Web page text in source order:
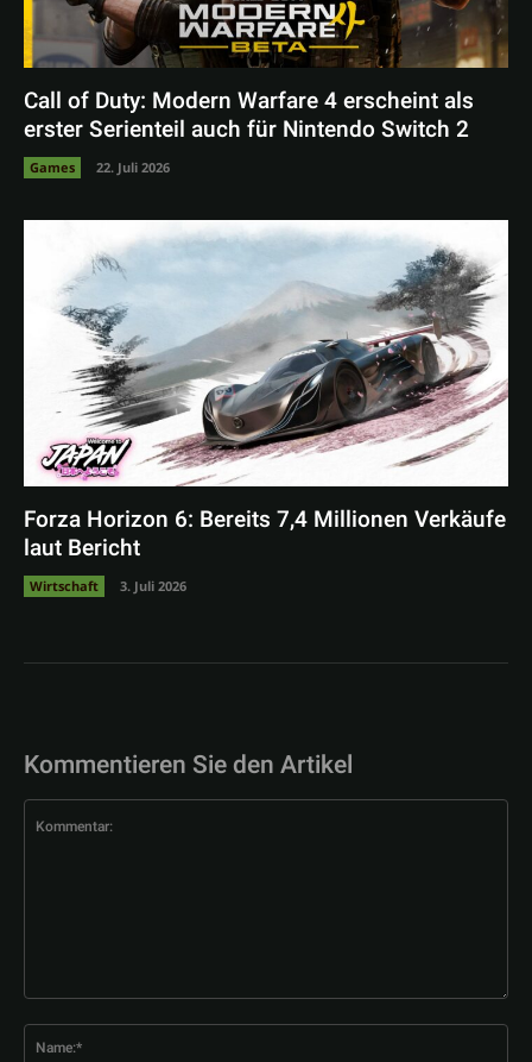
Call of Duty: Modern Warfare 4 erscheint als
erster Serienteil auch für Nintendo Switch 2
Games 22. Juli 2026
Forza Horizon 6: Bereits 7,4 Millionen Verkäufe
laut Bericht
Wirtschaft 3. Juli 2026
Kommentieren Sie den Artikel